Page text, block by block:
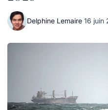
Delphine Lemaire·16 juin